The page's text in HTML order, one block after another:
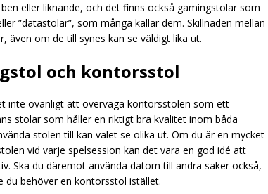
eller liknande, och det finns också gamingstolar som
”datastolar”, som många kallar dem. Skillnaden mellan
om de till synes kan se väldigt lika ut.
och kontorsstol
inte ovanligt att överväga kontorsstolen som ett
stolar som håller en riktigt bra kvalitet inom båda
stolen till kan valet se olika ut. Om du är en mycket
vid varje spelsession kan det vara en god idé att
Ska du däremot använda datorn till andra saker också,
du behöver en kontorsstol istället.